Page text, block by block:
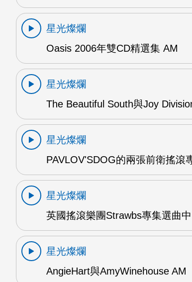
星光燦爛
Oasis 2006年雙CD精選集 AM
星光燦爛
The Beautiful South與Joy
星光燦爛
PAVLOV'SDOG的兩張前衛搖滾
星光燦爛
英國搖滾樂團Strawbs專集選曲
星光燦爛
AngieHart與AmyWinehouse AM